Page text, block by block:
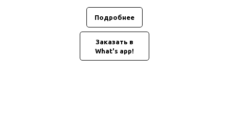
Подробнее
Заказать в
What's app!